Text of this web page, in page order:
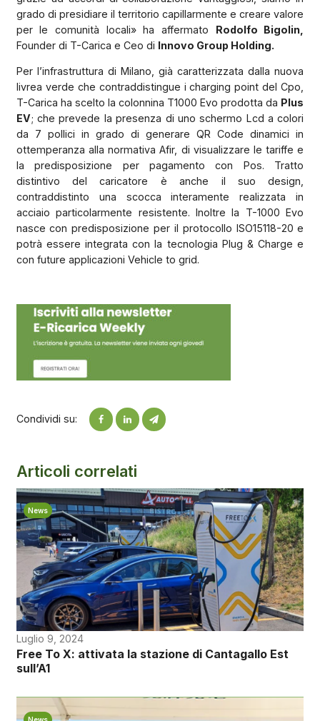
grado di presidiare il territorio capillarmente e creare valore
per le comunità locali» ha affermato Rodolfo Bigolin,
Founder di T-Carica e Ceo di Innovo Group Holding.
Per l’infrastruttura di Milano, già caratterizzata dalla nuova
livrea verde che contraddistingue i charging point del Cpo,
T-Carica ha scelto la colonnina T1000 Evo prodotta da Plus
EV; che prevede la presenza di uno schermo Lcd a colori
da 7 pollici in grado di generare QR Code dinamici in
ottemperanza alla normativa Afir, di visualizzare le tariffe e
la predisposizione per pagamento con Pos. Tratto
distintivo del caricatore è anche il suo design,
contraddistinto una scocca interamente realizzata in
acciaio particolarmente resistente. Inoltre la T-1000 Evo
nasce con predisposizione per il protocollo ISO15118-20 e
potrà essere integrata con la tecnologia Plug & Charge e
con future applicazioni Vehicle to grid.
Condividi su:
Articoli correlati
News
Luglio 9, 2024
Free To X: attivata la stazione di Cantagallo Est
sull’A1